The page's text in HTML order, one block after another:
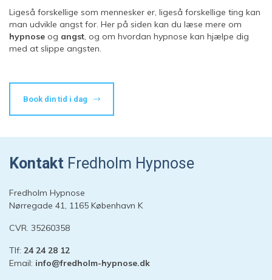
Ligeså forskellige som mennesker er, ligeså forskellige ting kan
man udvikle angst for. Her på siden kan du læse mere om
hypnose og angst, og om hvordan hypnose kan hjælpe dig
med at slippe angsten.
Book din tid i dag
Kontakt Fredholm Hypnose
Fredholm Hypnose
Nørregade 41, 1165 København K
CVR. 35260358
Tlf: 24 24 28 12
Email: info@fredholm-hypnose.dk
Hej 👋